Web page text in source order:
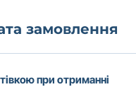
замовлення
при отриманні